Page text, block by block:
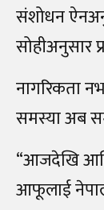
संशोधन
सोहीअनुसार
नागरिकता
समस्या अब
“आजदेखि
आफूलाई